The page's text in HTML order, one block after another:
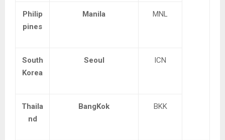
Philip
pines
Manila MNL
South
Korea
Seoul ICN
Thaila
nd
BangKok BKK